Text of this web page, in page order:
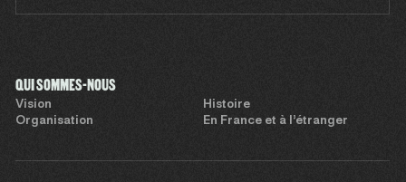
QUI SOMMES-NOUS
Vision
Histoire
Organisation
En France et à l’étranger